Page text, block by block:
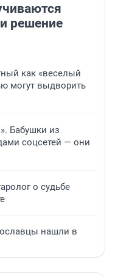
решение
как «веселый
могут выдворить
Бабушки из
соцсетей — они
о судьбе
нашли в